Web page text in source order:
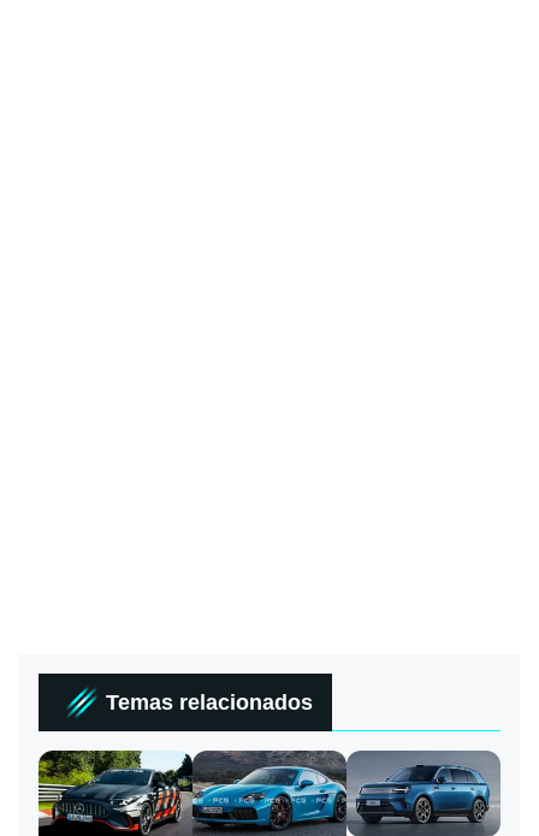
Temas relacionados